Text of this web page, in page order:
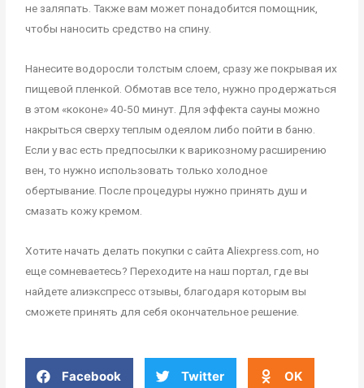
не заляпать. Также вам может понадобится помощник,
чтобы наносить средство на спину.
Нанесите водоросли толстым слоем, сразу же покрывая их
пищевой пленкой. Обмотав все тело, нужно продержаться
в этом «коконе» 40-50 минут. Для эффекта сауны можно
накрыться сверху теплым одеялом либо пойти в баню.
Если у вас есть предпосылки к варикозному расширению
вен, то нужно использовать только холодное
обертывание. После процедуры нужно принять душ и
смазать кожу кремом.
Хотите начать делать покупки с сайта Aliexpress.com, но
еще сомневаетесь? Переходите на наш портал, где вы
найдете алиэкспресс отзывы, благодаря которым вы
сможете принять для себя окончательное решение.
Facebook Twitter OK